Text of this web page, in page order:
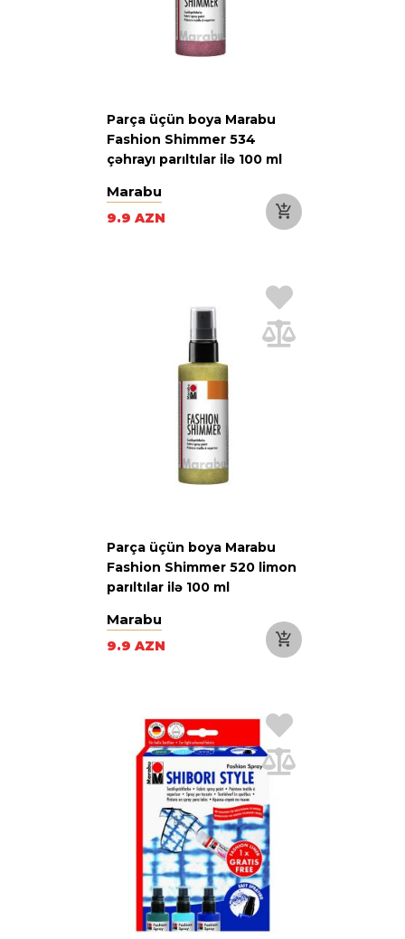
Parça üçün boya Marabu
Fashion Shimmer 534
çəhrayı parıltılar ilə 100 ml
Marabu
9.9 AZN
Parça üçün boya Marabu
Fashion Shimmer 520 limon
parıltılar ilə 100 ml
Marabu
9.9 AZN